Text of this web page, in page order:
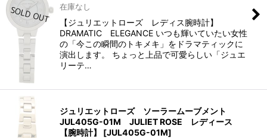
在庫なし
【ジュリエットローズ レディス腕時計】
DRAMATIC ELEGANCE いつも輝いていたい女性
の「今この瞬間のトキメキ」をドラマティックに
演出します。 ちょっと上品で可愛らしい「ジュエ
リーテ…
ジュリエットローズ ソーラームーブメント
JUL405G-01M JULIET ROSE レディース
【腕時計】
[JUL405G-01M]